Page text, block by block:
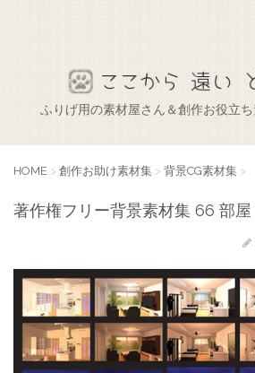
ふりげ用の素材屋さん＆創作お役立
HOME > 創作お助け素材集 > 背景CG素材集 >
著作権フリー背景素材集 66 部屋